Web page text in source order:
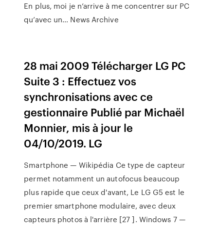
En plus, moi je n’arrive à me concentrer sur PC
qu’avec un… News Archive
28 mai 2009 Télécharger LG PC
Suite 3 : Effectuez vos
synchronisations avec ce
gestionnaire Publié par Michaël
Monnier, mis à jour le
04/10/2019. LG
Smartphone — Wikipédia Ce type de capteur
permet notamment un autofocus beaucoup
plus rapide que ceux d'avant, Le LG G5 est le
premier smartphone modulaire, avec deux
capteurs photos à l'arrière [27 ]. Windows 7 —